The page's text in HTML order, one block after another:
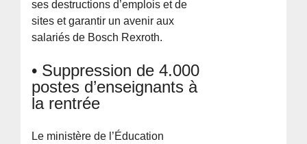
ses destructions d’emplois et de
sites et garantir un avenir aux
salariés de Bosch Rexroth.
• Suppression de 4.000
postes d’enseignants à
la rentrée
Le ministère de l’Éducation